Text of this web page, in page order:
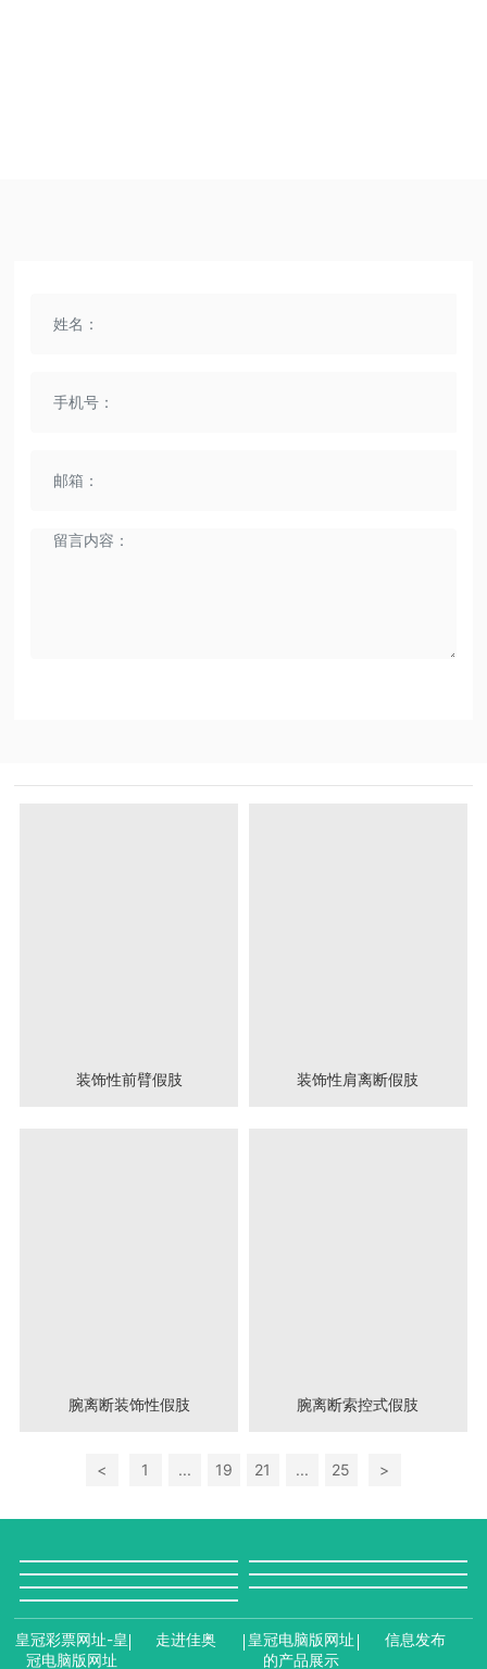
装饰性前臂假肢 装饰性肩离断假肢
腕离断装饰性假肢 腕离断索控式假肢
< 1 ... 19 21 ... 25 >
皇冠彩票网址-皇
冠电脑版网址
走进佳奥
皇冠电脑版网址
的产品展示
信息发布